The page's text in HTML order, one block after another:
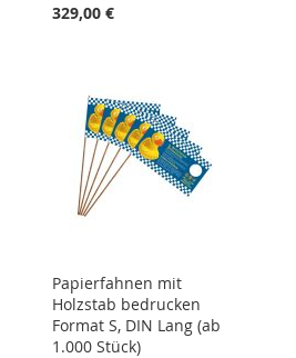
329,00 €
Papierfahnen mit
Holzstab bedrucken
Format S, DIN Lang (ab
1.000 Stück)